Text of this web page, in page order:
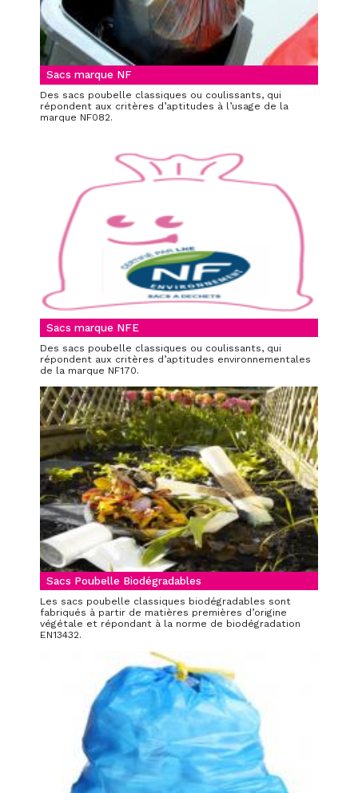
Sacs marque NF
Des sacs poubelle classiques ou coulissants, qui
répondent aux critères d’aptitudes à l’usage de la
marque NF082.
Sacs marque NFE
Des sacs poubelle classiques ou coulissants, qui
répondent aux critères d’aptitudes environnementales
de la marque NF170.
Sacs Poubelle Biodégradables
Les sacs poubelle classiques biodégradables sont
fabriqués à partir de matières premières d’origine
végétale et répondant à la norme de biodégradation
EN13432.